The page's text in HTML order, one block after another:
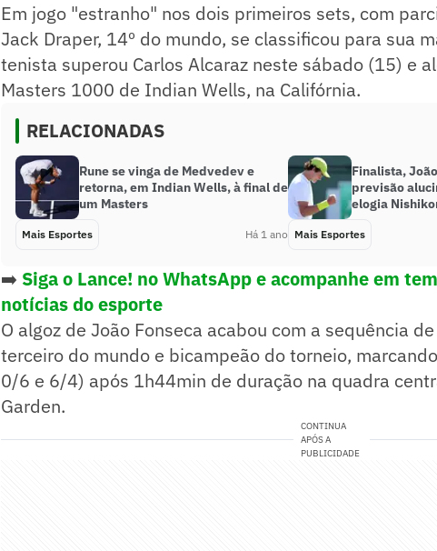
Em jogo "estranho" nos dois primeiros sets, com
Jack Draper, 14º do mundo, se classificou para sua
tenista superou Carlos Alcaraz neste sábado (15) e
Masters 1000 de Indian Wells, na Califórnia.
RELACIONADAS
Rune se vinga de Medvedev e
retorna, em Indian Wells, à final de
um Masters
Mais Esportes Há 1 ano
Finalista,
previsão
elogia
Mais Esportes
➡️ Siga o Lance! no WhatsApp e acompanhe em
notícias do esporte
O algoz de João Fonseca acabou com a sequência
terceiro do mundo e bicampeão do torneio,
0/6 e 6/4) após 1h44min de duração na quadra
Garden.
CONTINUA
APÓS A
PUBLICIDADE